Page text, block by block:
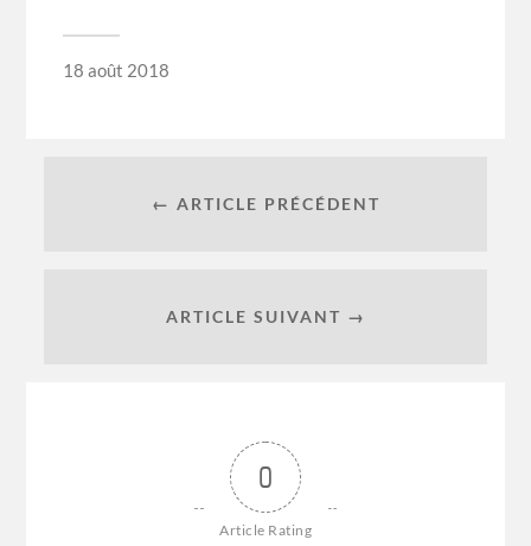
18 août 2018
← ARTICLE PRÉCÉDENT
ARTICLE SUIVANT →
0
Article Rating